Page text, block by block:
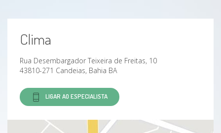
Clima
Rua Desembargador Teixeira de Freitas, 10
43810-271 Candeias, Bahia BA
LIGAR AO ESPECIALISTA